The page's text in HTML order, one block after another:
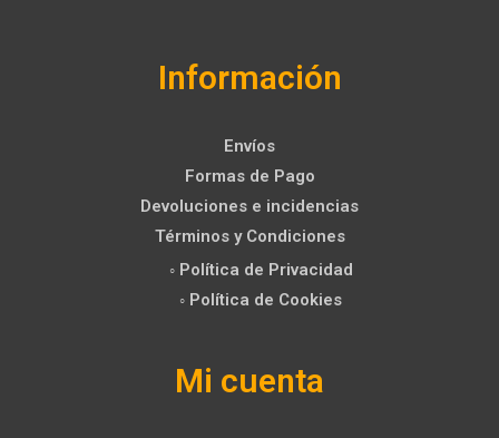
Información
Envíos
Formas de Pago
Devoluciones e incidencias
Términos y Condiciones
◦ Política de Privacidad
◦ Política de Cookies
Mi cuenta